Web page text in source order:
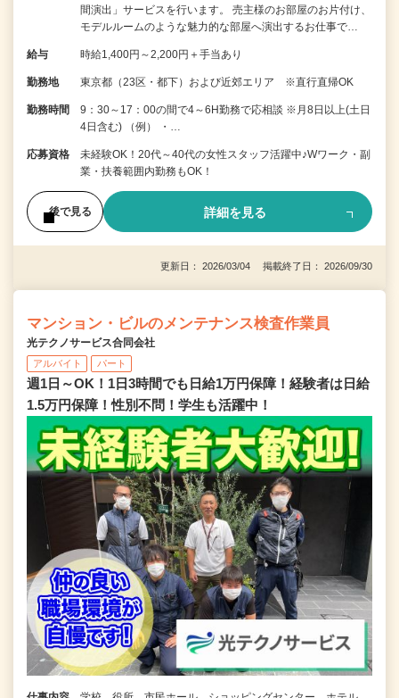
間演出」サービスを行います。 売主様のお部屋のお片付け、
モデルルームのような魅力的な部屋へ演出するお仕事で…
給与 時給1,400円～2,200円＋手当あり
勤務地 東京都（23区・都下）および近郊エリア ※直行直帰OK
勤務時間
9：30～17：00の間で4～6H勤務で応相談 ※月8日以上(土日
4日含む) （例） ・…
応募資格
未経験OK！20代～40代の女性スタッフ活躍中♪Wワーク・副
業・扶養範囲内勤務もOK！
後で見る 詳細を見る
更新日： 2026/03/04 掲載終了日： 2026/09/30
マンション・ビルのメンテナンス検査作業員
光テクノサービス合同会社
アルバイト パート
週1日～OK！1日3時間でも日給1万円保障！経験者は日給
1.5万円保障！性別不問！学生も活躍中！